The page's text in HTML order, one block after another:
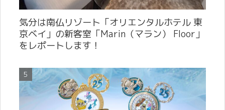
気分は南仏リゾート「オリエンタルホテル 東
京ベイ」の新客室「Marin（マラン） Floor」
をレポートします！